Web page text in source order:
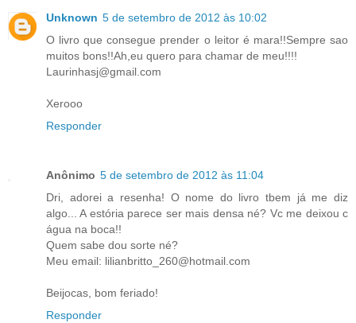
Unknown 5 de setembro de 2012 às 10:02
O livro que consegue prender o leitor é mara!!Sempre sao
muitos bons!!Ah,eu quero para chamar de meu!!!!
Laurinhasj@gmail.com
Xerooo
Responder
Anônimo 5 de setembro de 2012 às 11:04
Dri, adorei a resenha! O nome do livro tbem já me diz
algo... A estória parece ser mais densa né? Vc me deixou c
água na boca!!
Quem sabe dou sorte né?
Meu email: lilianbritto_260@hotmail.com
Beijocas, bom feriado!
Responder